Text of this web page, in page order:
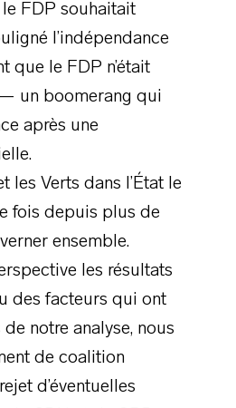
FDP souhaitait
l’indépendance
que le FDP n’était
un boomerang qui
après une
les Verts dans l’État le
fois depuis plus de
ensemble.
les résultats
des facteurs qui ont
notre analyse, nous
de coalition
d’éventuelles